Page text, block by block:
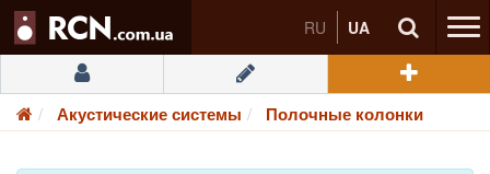
RU UA
Акустические системы Полочные колонки